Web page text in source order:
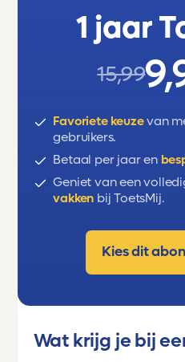
1 jaar
15,99
Favoriete keuzevan
gebruikers.
Betaal per jaar en
Geniet van een
vakken bij ToetsMij.
Kies dit
Wat krijg je bij